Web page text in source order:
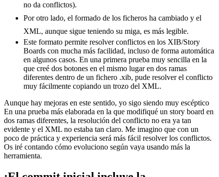
no da conflictos).
Por otro lado, el formado de los ficheros ha cambiado y el
XML, aunque sigue teniendo su miga, es más legible.
Este formato permite resolver conflictos en los XIB/Story
Boards con mucha más facilidad, incluso de forma automática
en algunos casos. En una primera prueba muy sencilla en la
que creé dos botones en el mismo lugar en dos ramas
diferentes dentro de un fichero .xib, pude resolver el conflicto
muy fácilmente copiando un trozo del XML.
Aunque hay mejoras en este sentido, yo sigo siendo muy escéptico
En una prueba más elaborada en la que modifiqué un story board en
dos ramas diferentes, la resolución del conflicto no era ya tan
evidente y el XML no estaba tan claro. Me imagino que con un
poco de práctica y experiencia será más fácil resolver los conflictos.
Os iré contando cómo evoluciono según vaya usando más la
herramienta.